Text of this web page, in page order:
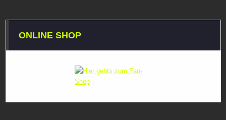
ONLINE SHOP